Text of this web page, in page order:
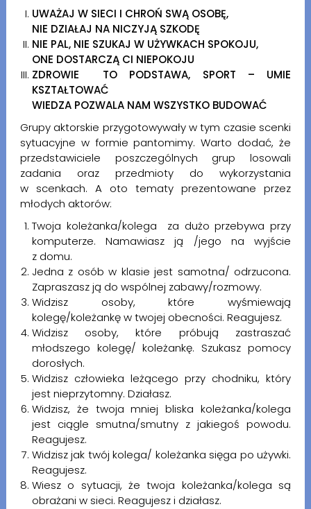
UWAŻAJ W SIECI I CHROŃ SWĄ OSOBĘ,
NIE DZIAŁAJ NA NICZYJĄ SZKODĘ
NIE PAL, NIE SZUKAJ W UŻYWKACH SPOKOJU,
ONE DOSTARCZĄ CI NIEPOKOJU
ZDROWIE TO PODSTAWA, SPORT – UMIE
KSZTAŁTOWAĆ
WIEDZA POZWALA NAM WSZYSTKO BUDOWAĆ
Grupy aktorskie przygotowywały w tym czasie scenki
sytuacyjne w formie pantomimy. Warto dodać, że
przedstawiciele poszczególnych grup losowali
zadania oraz przedmioty do wykorzystania
w scenkach. A oto tematy prezentowane przez
młodych aktorów:
Twoja koleżanka/kolega za dużo przebywa przy
komputerze. Namawiasz ją /jego na wyjście
z domu.
Jedna z osób w klasie jest samotna/ odrzucona.
Zapraszasz ją do wspólnej zabawy/rozmowy.
Widzisz osoby, które wyśmiewają
kolegę/koleżankę w twojej obecności. Reagujesz.
Widzisz osoby, które próbują zastraszać
młodszego kolegę/ koleżankę. Szukasz pomocy
dorosłych.
Widzisz człowieka leżącego przy chodniku, który
jest nieprzytomny. Działasz.
Widzisz, że twoja mniej bliska koleżanka/kolega
jest ciągle smutna/smutny z jakiegoś powodu.
Reagujesz.
Widzisz jak twój kolega/ koleżanka sięga po używki.
Reagujesz.
Wiesz o sytuacji, że twoja koleżanka/kolega są
obrażani w sieci. Reagujesz i działasz.